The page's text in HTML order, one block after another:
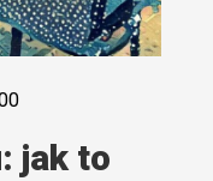
jak to